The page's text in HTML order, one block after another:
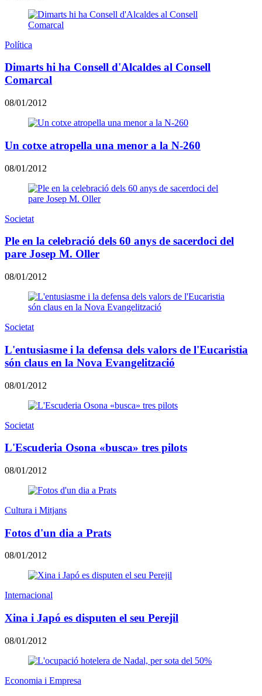
Política
Dimarts hi ha Consell d'Alcaldes al Consell
Comarcal
08/01/2012
Un cotxe atropella una menor a la N-260
08/01/2012
Societat
Ple en la celebració dels 60 anys de sacerdoci del
pare Josep M. Oller
08/01/2012
Societat
L'entusiasme i la defensa dels valors de l'Eucaristia
són claus en la Nova Evangelització
08/01/2012
Societat
L'Escuderia Osona «busca» tres pilots
08/01/2012
Cultura i Mitjans
Fotos d'un dia a Prats
08/01/2012
Internacional
Xina i Japó es disputen el seu Perejil
08/01/2012
Economia i Empresa